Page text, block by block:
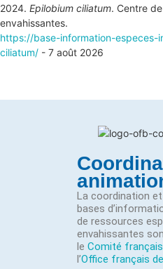
2024. Epilobium ciliatum. Centre
envahissantes.
https://base-information-
ciliatum/ - 7 août 2026
La coordination et
bases
de ressources
envahissantes
le Comité français
l’Office français